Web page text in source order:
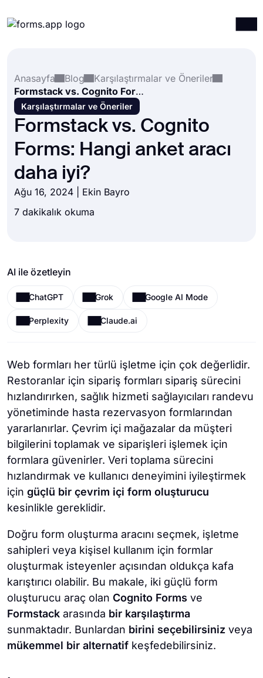
Entegrasyonlar
Şablonlar
Kaynaklar
Fiyatlandırma
Anasayfa
Blog
Karşılaştırmalar ve Öneriler
Formstack vs. Cognito Forms: Hangi anket aracı daha iyi?
Karşılaştırmalar ve Öneriler
Formstack vs. Cognito
Forms: Hangi anket aracı
daha iyi?
Ağu 16, 2024 | Ekin Bayro
7 dakikalık okuma
AI ile özetleyin
ChatGPT Grok Google AI Mode
Perplexity Claude.ai
Web formları her türlü işletme için çok değerlidir.
Restoranlar için sipariş formları sipariş sürecini
hızlandırırken, sağlık hizmeti sağlayıcıları randevu
yönetiminde hasta rezervasyon formlarından
yararlanırlar. Çevrim içi mağazalar da müşteri
bilgilerini toplamak ve siparişleri işlemek için
formlara güvenirler. Veri toplama sürecini
hızlandırmak ve kullanıcı deneyimini iyileştirmek
için güçlü bir çevrim içi form oluşturucu
kesinlikle gereklidir.
Doğru form oluşturma aracını seçmek, işletme
sahipleri veya kişisel kullanım için formlar
oluşturmak isteyenler açısından oldukça kafa
karıştırıcı olabilir. Bu makale, iki güçlü form
oluşturucu araç olan Cognito Forms ve
Formstack arasında bir karşılaştırma
sunmaktadır. Bunlardan birini seçebilirsiniz veya
mükemmel bir alternatif keşfedebilirsiniz.